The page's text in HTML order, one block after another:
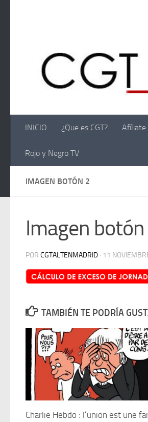
INICIO ¿Que es CGT? Afíliate
Rojo y Negro TV
IMAGEN BOTÓN 2
Imagen
POR CGTALTENMADRID · 11
TAMBIÉN TE PODRÍA
Charlie Hebdo : l’union est une